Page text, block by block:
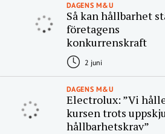
DAGENS M&U
Så kan hållbarhet
företagens
konkurrenskraft
2 juni
DAGENS M&U
Electrolux: ”Vi
kursen trots
hållbarhetskrav”